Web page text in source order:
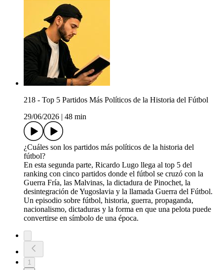
218 - Top 5 Partidos Más Políticos de la Historia del Fútbol
29/06/2026
48 min
¿Cuáles son los partidos más políticos de la historia del
fútbol?
En esta segunda parte, Ricardo Lugo llega al top 5 del
ranking con cinco partidos donde el fútbol se cruzó con la
Guerra Fría, las Malvinas, la dictadura de Pinochet, la
desintegración de Yugoslavia y la llamada Guerra del Fútbol.
Un episodio sobre fútbol, historia, guerra, propaganda,
nacionalismo, dictaduras y la forma en que una pelota puede
convertirse en símbolo de una época.
1